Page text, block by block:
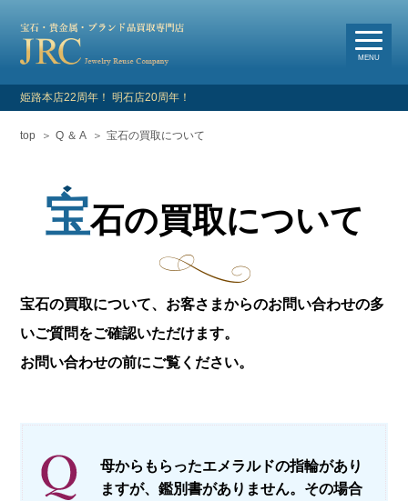
MENU
選べる買取・査定方法
新着情報
よくあるご質問
買取対象品目
メールでお問い合わせ
姫路本店22周年！ 明石店20周年！
top Q ＆ A 宝石の買取について
宝石の買取について
宝石の買取について、お客さまからのお問い合わせの多
いご質問をご確認いただけます。
お問い合わせの前にご覧ください。
母からもらったエメラルドの指輪があり
ますが、鑑別書がありません。その場合